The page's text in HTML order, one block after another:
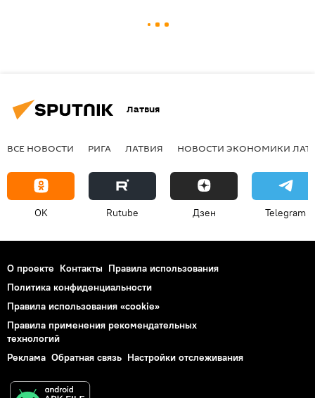
Латвия
ВСЕ НОВОСТИ РИГА ЛАТВИЯ НОВОСТИ ЭКОНОМИКИ
OK Rutube Дзен Telegram
О проекте Контакты Правила использования
Политика конфиденциальности
Правила использования «cookie»
Правила применения рекомендательных
технологий
Реклама Обратная связь Настройки отслеживания